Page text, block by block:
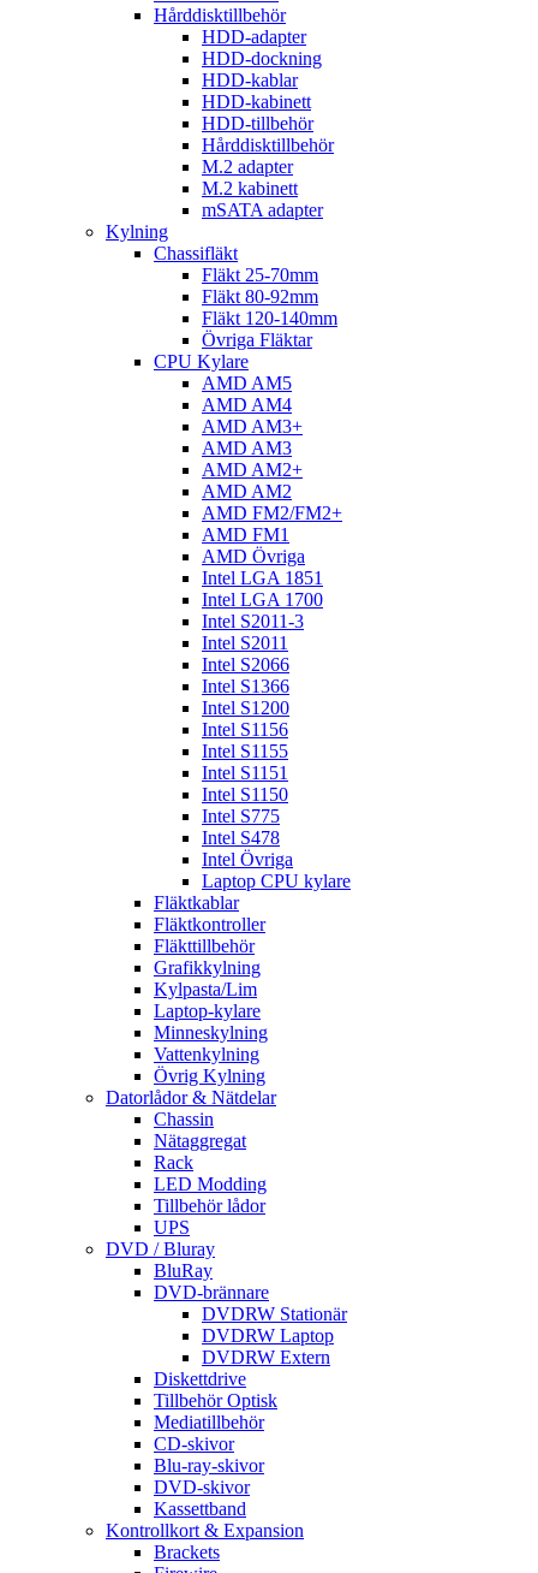
Hårddisktillbehör
HDD-adapter
HDD-dockning
HDD-kablar
HDD-kabinett
HDD-tillbehör
Hårddisktillbehör
M.2 adapter
M.2 kabinett
mSATA adapter
Kylning
Chassifläkt
Fläkt 25-70mm
Fläkt 80-92mm
Fläkt 120-140mm
Övriga Fläktar
CPU Kylare
AMD AM5
AMD AM4
AMD AM3+
AMD AM3
AMD AM2+
AMD AM2
AMD FM2/FM2+
AMD FM1
AMD Övriga
Intel LGA 1851
Intel LGA 1700
Intel S2011-3
Intel S2011
Intel S2066
Intel S1366
Intel S1200
Intel S1156
Intel S1155
Intel S1151
Intel S1150
Intel S775
Intel S478
Intel Övriga
Laptop CPU kylare
Fläktkablar
Fläktkontroller
Fläkttillbehör
Grafikkylning
Kylpasta/Lim
Laptop-kylare
Minneskylning
Vattenkylning
Övrig Kylning
Datorlådor & Nätdelar
Chassin
Nätaggregat
Rack
LED Modding
Tillbehör lådor
UPS
DVD / Bluray
BluRay
DVD-brännare
DVDRW Stationär
DVDRW Laptop
DVDRW Extern
Diskettdrive
Tillbehör Optisk
Mediatillbehör
CD-skivor
Blu-ray-skivor
DVD-skivor
Kassettband
Kontrollkort & Expansion
Brackets